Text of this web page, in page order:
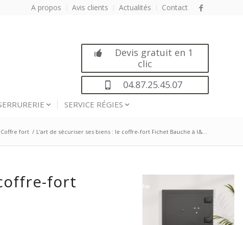
A propos Avis clients Actualités Contact
Devis gratuit en 1
clic
04.87.25.45.07
SERVICE RÉGIES
Coffre fort / L’art de sécuriser ses biens : le coffre-fort Fichet Bauche à l&...
fort